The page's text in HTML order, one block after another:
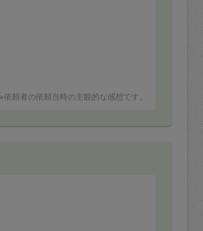
※依頼者の依頼当時の主観的な感想です。